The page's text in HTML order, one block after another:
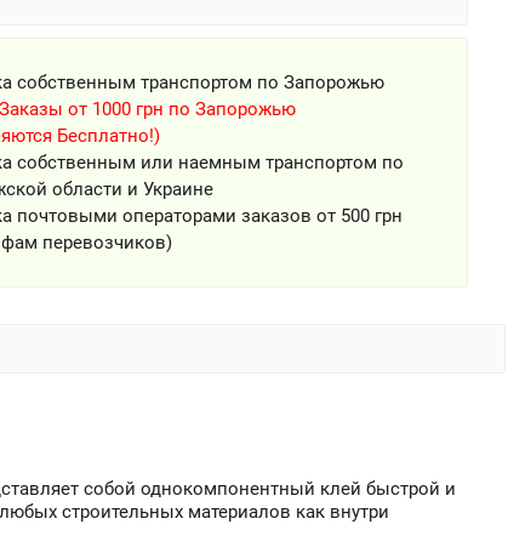
собственным транспортом по Запорожью
от 1000 грн по Запорожью
Бесплатно!)
собственным или наемным транспортом по
области и Украине
почтовыми операторами заказов от 500 грн
перевозчиков)
собой однокомпонентный клей быстрой и
строительных материалов как внутри